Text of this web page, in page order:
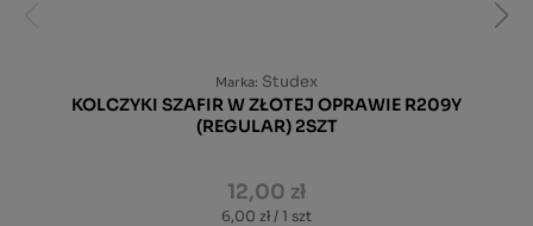
Marka: Studex
KOLCZYKI SZAFIR W ZŁOTEJ OPRAWIE R209Y
(REGULAR) 2SZT
12,00 zł
6,00 zł / 1 szt